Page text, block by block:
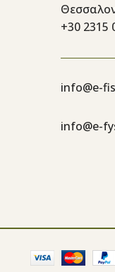
+30 2315
info@e-
info@e-